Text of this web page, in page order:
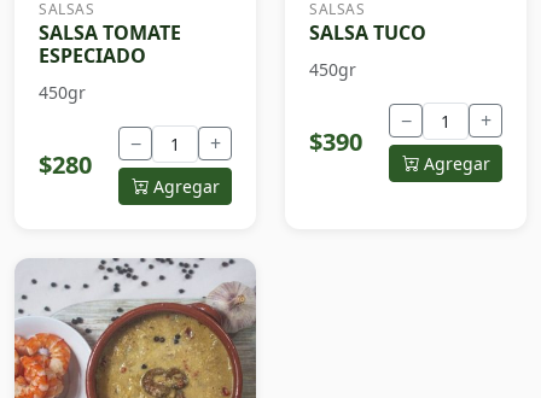
SALSAS
SALSA TOMATE
ESPECIADO
450gr
$280
− +
Agregar
SALSAS
SALSA TUCO
450gr
$390
− +
Agregar